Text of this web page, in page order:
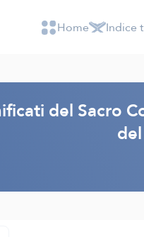
Home Indice
del Sacro